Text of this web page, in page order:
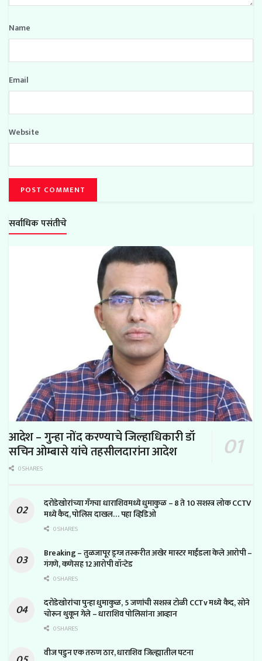
Name
Email
Website
सर्वाधिक पसंतीचे
आदेश – गुन्हा नोंद करण्याचे जिल्हाधिकारी डॉ
सचिन ओम्बासे यांचे तहसीलदारांना आदेश
0 SHARES
दरोडेखोरांच्या गँगचा धाराशिवमध्ये धुमाकुळ – 8 ते 10 सशस्त्र लोक CCTV
मध्ये कैद, पोलिस दाखल… पहा व्हिडिओ
0 SHARES
Breaking – तुळजापूर ड्रग्ज तस्करीत अखेर मास्टर माईंडला केले आरोपी –
गंगणे, कणेसह 12 आरोपी वॉन्टेड
0 SHARES
दरोडेखोरांचा पुन्हा धुमाकुळ, 5 जणांची सशस्त्र टोळी CCTv मध्ये कैद, सोने
चोरून थुकून गेले – धाराशिव पोलिसांना आव्हान
0 SHARES
वीज पडुन एक तरुण ठार, धाराशिव जिल्ह्यातील घटना